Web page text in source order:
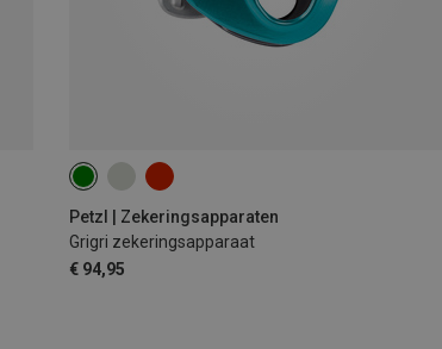
Petzl | Zekeringsapparaten
Grigri zekeringsapparaat
€ 94,95